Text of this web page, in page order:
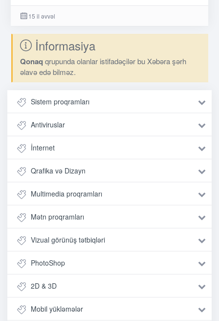
15 il əvvəl
İnformasiya
Qonaq qrupunda olanlar istifadəçilər bu Xəbəra şərh
əlavə edə bilməz.
Sistem proqramları
Antiviruslar
İnternet
Qrafika və Dizayn
Multimedia proqramları
Mətn proqramları
Vizual görünüş tətbiqləri
PhotoShop
2D & 3D
Mobil yükləmələr